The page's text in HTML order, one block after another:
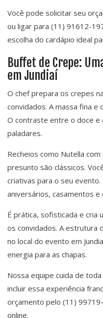
Você pode solicitar seu
ou ligar para (11) 91612-
escolha do cardápio ideal
Buffet de Crepe:
em Jundiaí
O chef prepara os crepes
convidados. A massa fina e
O contraste entre o doce e
paladares.
Recheios como Nutella
presunto são clássicos.
criativas para o seu evento.
aniversários, casamentos e
É prática, sofisticada e cria
os convidados. A estrutura
no local do evento em
energia para as chapas.
Nossa equipe cuida de
incluir essa experiência
orçamento pelo (11)
online.